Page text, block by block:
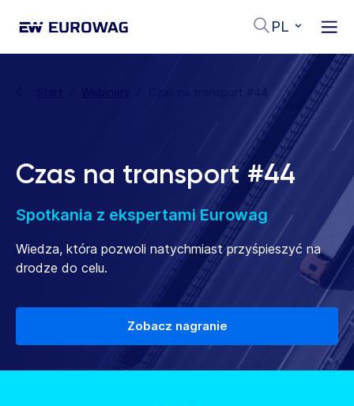
PL
Czas na transport #44
Czas na transport #44
Spotkania z ekspertami Eurowag
Wiedza, która pozwoli natychmiast przyśpieszyć na
drodze do celu.
Zobacz nagranie